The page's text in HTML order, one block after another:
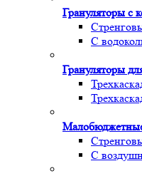
Грануляторы с
С
Грануляторы
С